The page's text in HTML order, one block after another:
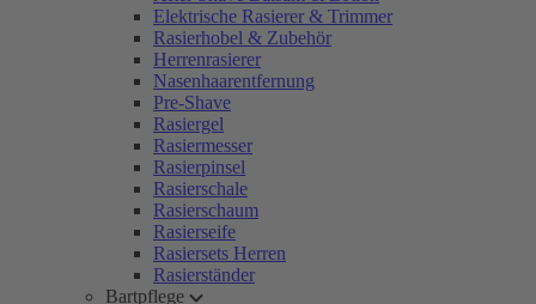
Elektrische Rasierer & Trimmer
Rasierhobel & Zubehör
Herrenrasierer
Nasenhaarentfernung
Pre-Shave
Rasiergel
Rasiermesser
Rasierpinsel
Rasierschale
Rasierschaum
Rasierseife
Rasiersets Herren
Rasierständer
Bartpflege